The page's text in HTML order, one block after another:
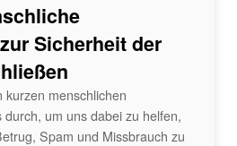
Sicherheit der
menschlichen
um uns dabei zu helfen,
Spam und Missbrauch zu